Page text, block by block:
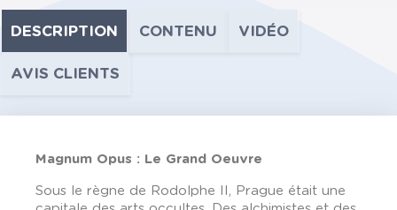
DESCRIPTION CONTENU VIDÉO
AVIS CLIENTS
Magnum Opus : Le Grand Oeuvre
Sous le règne de Rodolphe II, Prague était une